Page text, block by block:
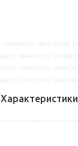
Характеристики